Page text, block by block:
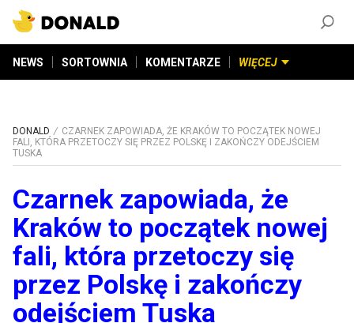
NEWS SORTOWNIA KOMENTARZE WIĘCEJ
DONALD
CZARNEK ZAPOWIADA, ŻE KRAKÓW TO POCZĄTEK NOWEJ
FALI, KTÓRA PRZETOCZY SIĘ PRZEZ POLSKĘ I ZAKOŃCZY ODEJŚCIEM
TUSKA
Czarnek zapowiada, że
Kraków to początek nowej
fali, która przetoczy się
przez Polskę i zakończy
odejściem Tuska